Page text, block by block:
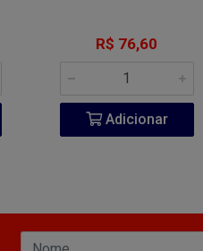
R$ 76,60
Adicionar